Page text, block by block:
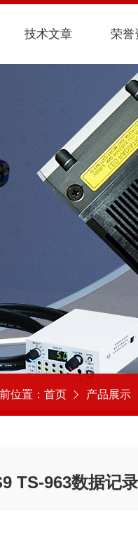
技术文章 荣誉
位置： 首页 产品展示
TS-963数据记